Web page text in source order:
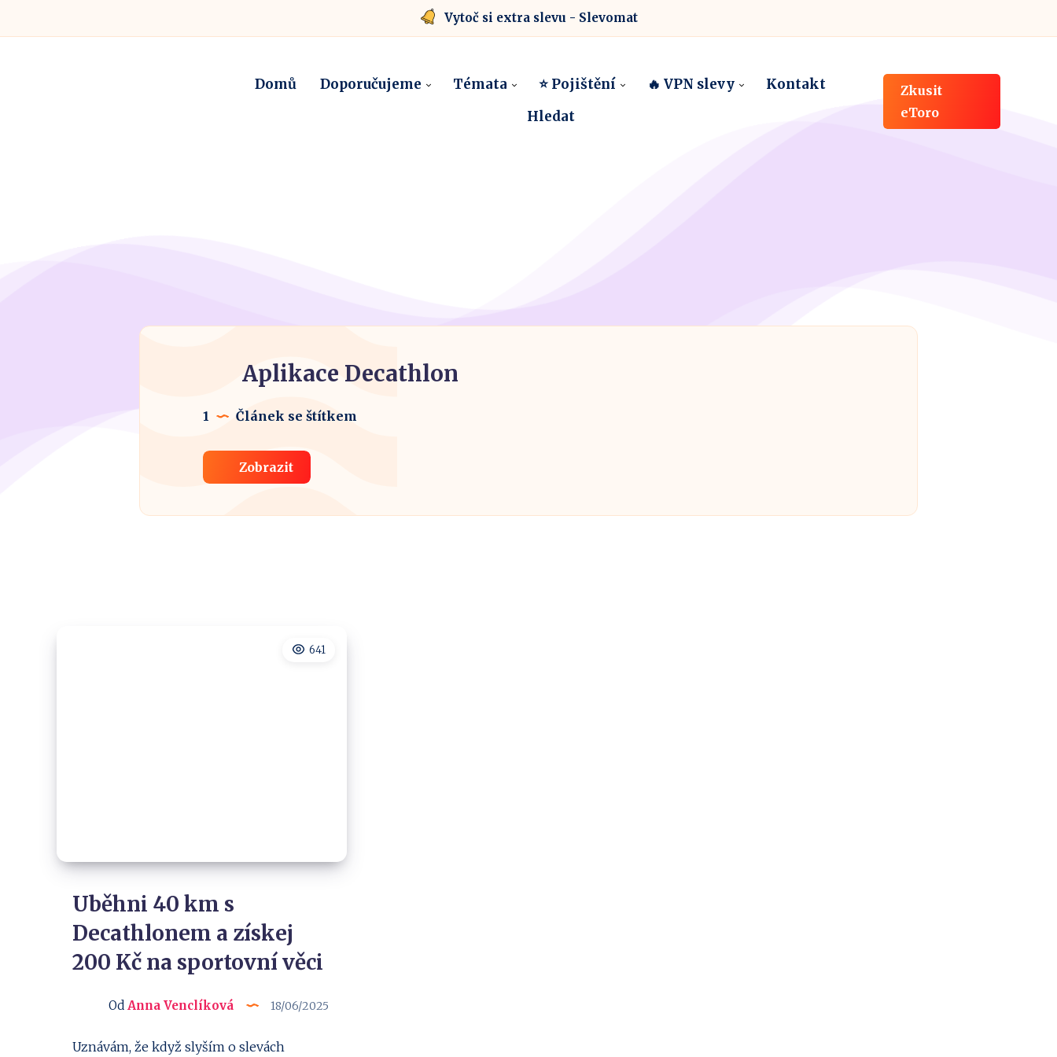
Vytoč si extra slevu - Slevomat
Domů Doporučujeme Témata ⭐ Pojištění 🔥 VPN slevy
Kontakt
Hledat
Zkusit
eToro
Aplikace Decathlon
1 Článek se štítkem
Zobrazit
641
Uběhni 40 km s
Decathlonem a získej
200 Kč na sportovní věci
Od Anna Venclíková 18/06/2025
Uznávám, že když slyším o slevách